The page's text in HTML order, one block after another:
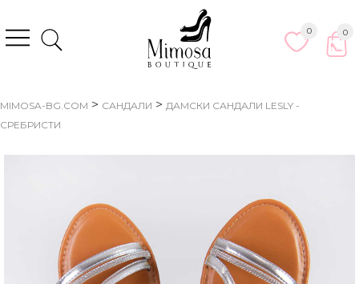
0
0
MIMOSA-BG.COM > САНДАЛИ > ДАМСКИ САНДАЛИ LESLY -
СРЕБРИСТИ